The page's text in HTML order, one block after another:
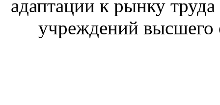
адаптации к рынку
учреждений